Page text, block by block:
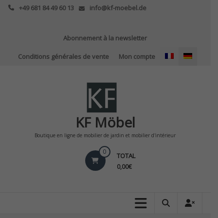
Skip
+49 681 84 49 60 13 info@kf-moebel.de
Abonnement à la newsletter
Conditions générales de vente Mon compte
KF Möbel
Boutique en ligne de mobilier de jardin et mobilier d'intérieur
0 TOTAL
0,00€